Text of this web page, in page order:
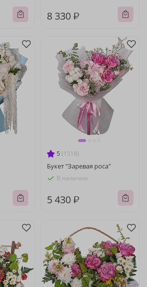
8 330 ₽
5 (1518)
Букет "Заревая роса"
В наличии
5 430 ₽